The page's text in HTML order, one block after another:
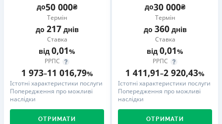
до50 000₴
Термін
до 217днів
Ставка
від 0,01%
РРПС
1 973–11 016,79%
Істотні характеристики послуги
Попередження про можливі
наслідки
ОТРИМАТИ
до30 000₴
Термін
до 360днів
Ставка
від 0,01%
РРПС
1 411,91–2 920,43%
Істотні характеристики послуги
Попередження про можливі
наслідки
ОТРИМАТИ